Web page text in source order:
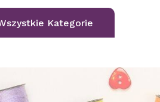
Kategorie